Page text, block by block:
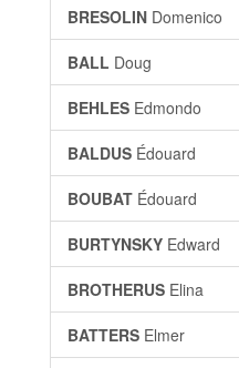
BRESOLIN Domenico
BALL Doug
BEHLES Edmondo
BALDUS Édouard
BOUBAT Édouard
BURTYNSKY Edward
BROTHERUS Elina
BATTERS Elmer